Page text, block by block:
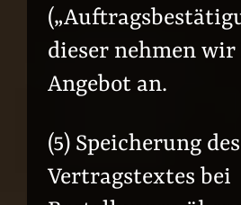
dieser nehmen
Angebot an.
(5) Speicherung des
Vertragstextes bei